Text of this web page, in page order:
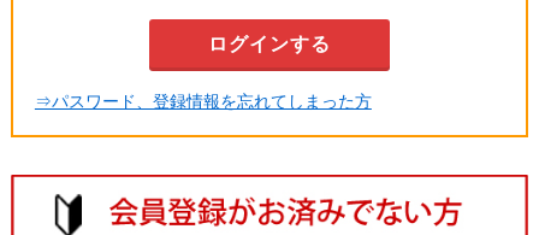
⇒パスワード、登録情報を忘れてしまった方